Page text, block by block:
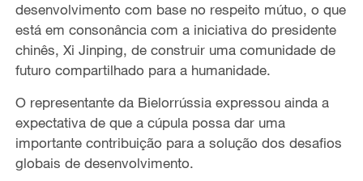
desenvolvimento com base no respeito mútuo, o que
está em consonância com a iniciativa do presidente
chinês, Xi Jinping, de construir uma comunidade de
futuro compartilhado para a humanidade.
O representante da Bielorrússia expressou ainda a
expectativa de que a cúpula possa dar uma
importante contribuição para a solução dos desafios
globais de desenvolvimento.